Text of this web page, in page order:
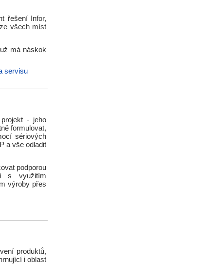
řešení Infor,
všech míst
má náskok
servisu
- jeho
formulovat,
sériových
a vše odladit
podporou
s využitím
výroby přes
produktů,
i oblast